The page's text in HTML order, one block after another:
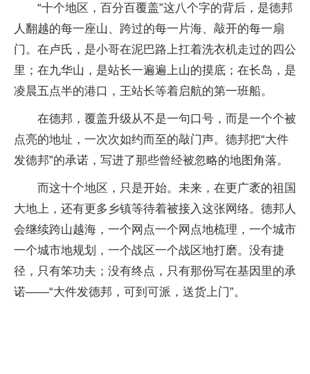
“十个地区，百分百覆盖”这八个字的背后，是德邦
人翻越的每一座山、跨过的每一片海、敲开的每一扇
门。在卢氏，是小哥在泥巴路上扛着洗衣机走过的四公
里；在九华山，是站长一遍遍上山的摸底；在长岛，是
凌晨五点半的港口，王站长等着启航的第一班船。
在德邦，覆盖升级从不是一句口号，而是一个个被
点亮的地址，一次次如约而至的敲门声。德邦把“大件
发德邦”的承诺，写进了那些曾经被忽略的地图角落。
而这十个地区，只是开始。未来，在更广袤的祖国
大地上，还有更多乡镇等待着被接入这张网络。德邦人
会继续跨山越海，一个网点一个网点地梳理，一个城市
一个城市地规划，一个战区一个战区地打磨。没有捷
径，只有笨功夫；没有终点，只有那份写在基因里的承
诺——“大件发德邦，可到可派，送货上门”。